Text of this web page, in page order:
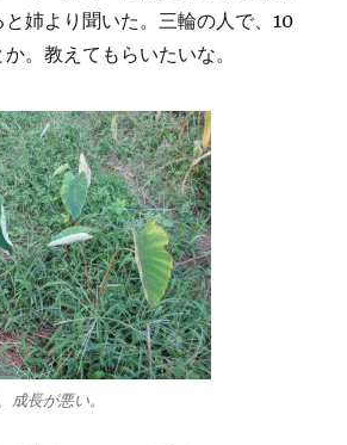
姉より聞いた。三輪の人で、10
。教えてもらいたいな。
成長が悪い。